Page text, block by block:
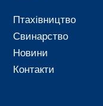
Птахівництво
Свинарство
Новини
Контакти